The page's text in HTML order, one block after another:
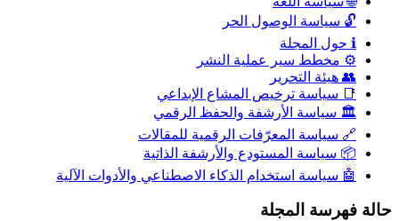
🔓 سياسة الوصول الحر
ℹ️ حول المجلة
⚙️ مخطط سير عملية النشر
👥 هيئة التحرير
📑 سياسة ترخيص المشاع الإبداعي
🏛️ سياسة الأرشفة والحفظ الرقمي
🔗 سياسة المعرّفات الرقمية للمقالات
📦 سياسة المستودع والأرشفة الذاتية
🤖 سياسة استخدام الذكاء الاصطناعي والأدوات الآلية
حالة فهرسة المجلة